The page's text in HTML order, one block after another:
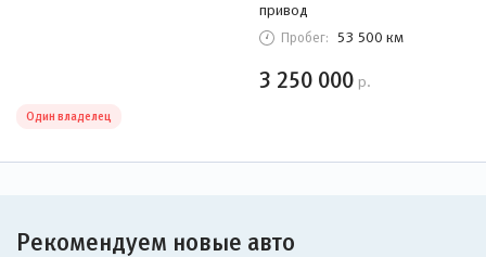
привод
Пробег: 53 500 км
3 250 000 р.
Один владелец
Рекомендуем новые авто